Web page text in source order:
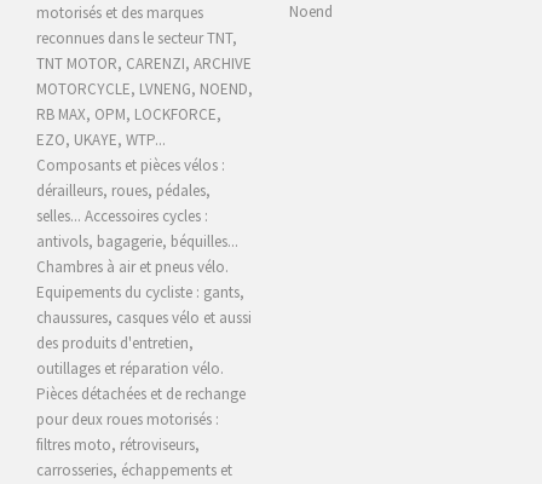
motorisés et des marques
reconnues dans le secteur TNT,
TNT MOTOR, CARENZI, ARCHIVE
MOTORCYCLE, LVNENG, NOEND,
RB MAX, OPM, LOCKFORCE,
EZO, UKAYE, WTP...
Composants et pièces vélos :
dérailleurs, roues, pédales,
selles... Accessoires cycles :
antivols, bagagerie, béquilles...
Chambres à air et pneus vélo.
Equipements du cycliste : gants,
chaussures, casques vélo et aussi
des produits d'entretien,
outillages et réparation vélo.
Pièces détachées et de rechange
pour deux roues motorisés :
filtres moto, rétroviseurs,
carrosseries, échappements et
Noend